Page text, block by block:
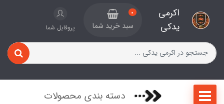
اکرمی
یدکی
0
سبد خرید شما پروفایل شما
دسته بندی محصولات